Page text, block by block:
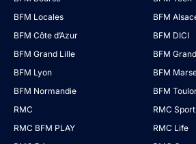
BFM Locales
BFM
BFM Côte d’Azur
BFM DICI
BFM Grand Lille
BFM
BFM Lyon
BFM
BFM Normandie
BFM
RMC
RMC Sport
RMC BFM PLAY
RMC Life